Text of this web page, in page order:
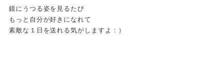
鏡にうつる姿を見るたび
もっと自分が好きになれて
素敵な１日を送れる気がしますよ：）